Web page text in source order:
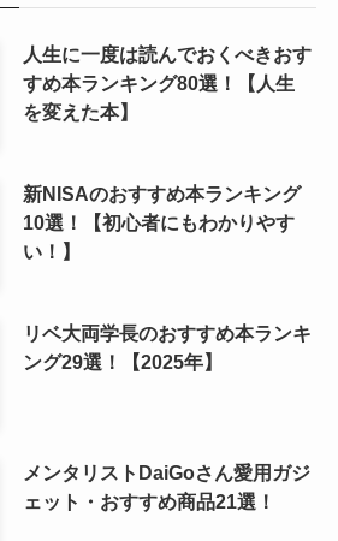
人生に一度は読んでおくべきおす
すめ本ランキング80選！【人生
を変えた本】
新NISAのおすすめ本ランキング
10選！【初心者にもわかりやす
い！】
リベ大両学長のおすすめ本ランキ
ング29選！【2025年】
メンタリストDaiGoさん愛用ガジ
ェット・おすすめ商品21選！